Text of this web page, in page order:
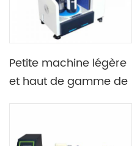
Petite machine légère
et haut de gamme de
pour le laboratoire